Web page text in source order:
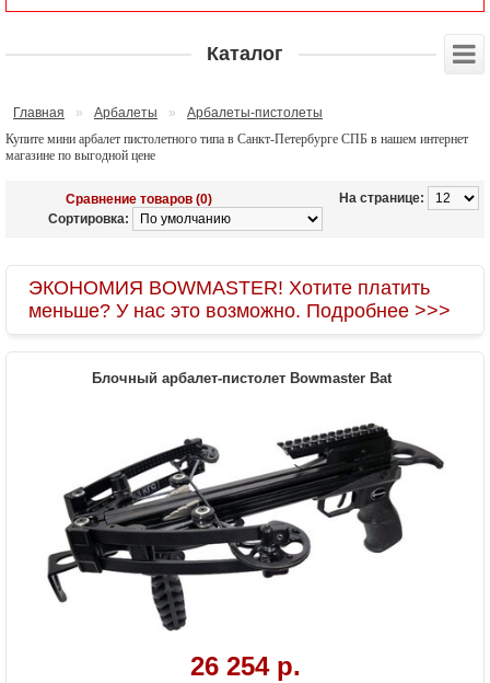
Каталог
Главная » Арбалеты »
Арбалеты-пистолеты
Купите мини арбалет пистолетного типа в Санкт-Петербурге СПБ в нашем интернет
магазине по выгодной цене
На странице:
Сравнение товаров (0)
Сортировка:
ЭКОНОМИЯ BOWMASTER! Хотите платить
меньше? У нас это возможно. Подробнее >>>
Блочный арбалет-пистолет Bowmaster Bat
26 254 р.